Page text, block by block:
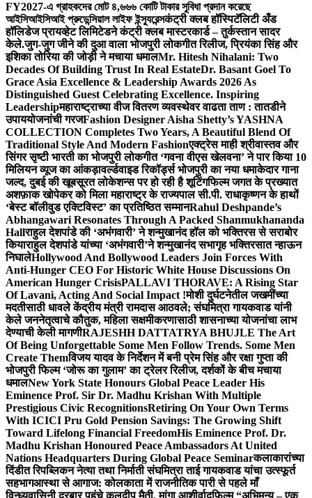
FY2027-এ গ্রাহকদের মোট ৪,৬৬৬ কোটি টাকার সুবিধা প্রদান করেছে
আইসিআইসিআই প্রুডেন্সিয়াল লাইফ ইন্স্যুরেন্সकंट्री क्लब हॉस्पिटॅलिटी अँड
हॉलिडेज प्रायव्हेट लिमिटेडने कंट्री क्लब मास्टरकार्ड – तुर्कस्तान सादर
केले.जुग-जुग जीने की दुआ वाला भोजपुरी लोकगीत रिलीज, प्रियंका सिंह और
इशिका तोरिया की जोड़ी ने मचाया धमालMr. Hitesh Nihalani: Two
Decades Of Building Trust In Real EstateDr. Basant Goel To
Grace Asia Excellence & Leadership Awards 2026 As
Distinguished Guest Celebrating Excellence. Inspiring
Leadershipमहाराष्ट्राच्या वीज वितरण व्यवस्थेवर वाढता ताण : तातडीने
उपाययोजनांची गरजFashion Designer Aisha Shetty’s YASHNA
COLLECTION Completes Two Years, A Beautiful Blend Of
Traditional Style And Modern Fashionएक्ट्रेस माही श्रीवास्तव और
सिंगर सृष्टी भारती का भोजपुरी लोकगीत ‘गवना वीएस खेलवना’ ने पार किया 10
मिलियन व्यूज का आंकड़ावर्ल्डवाइड रिकॉर्ड्स भोजपुरी का नया धमाकेदार गाना
जल्द, दुबई की खूबसूरत लोकेशन्स पर हो रही है शूटिंगफिल्म जगत के प्रख्यात
अशफ़ाक खोपेकर को मिला महाराष्ट्र के राज्यपाल सी.पी. राधाकृष्णन के हाथों
‘बेस्ट बॉलीवुड एक्टिविस्ट’ का प्रतिष्ठित सम्मानRahul Deshpande’s
Abhangawari Resonates Through A Packed Shanmukhananda
Hallराहुल देशपांडे की ‘अभंगवारी’ ने शन्मुखानंद हॉल को भक्तिरस से सराबोर
कियाराहुल देशपांडे यांच्या ‘अभंगवारी’ने शन्मुखानंद सभागृह भक्तिरसात न्हाऊन
निघालेHollywood And Bollywood Leaders Join Forces With
Anti-Hunger CEO For Historic White House Discussions On
American Hunger CrisisPALLAVI THORAVE: A Rising Star
Of Lavani, Acting And Social Impact !मोशी दुर्घटनेतील जखमींच्या
मदतीसाठी धावले केंद्रीय मंत्री रामदास आठवले; संघमित्रा गायकवाड यांनी
केले जननेतृत्वाचे कौतुक, महिला सक्षमीकरणासाठी शासनाच्या योजनांचा लाभ
देण्याची केली मागणीRAJESHH DATTATRYA BHUJLE The Art
Of Being Unforgettable Some Men Follow Trends. Some Men
Create Themविजय यादव के निर्देशन में बनी प्रेम सिंह और रक्षा गुप्ता की
भोजपुरी फिल्म ‘जोरू का गुलाम’ का ट्रेलर रिलीज, दर्शकों के बीच मचाया
धमालNew York State Honours Global Peace Leader His
Eminence Prof. Sir Dr. Madhu Krishan With Multiple
Prestigious Civic RecognitionsRetiring On Your Own Terms
With ICICI Pru Gold Pension Savings: The Growing Shift
Toward Lifelong Financial FreedomHis Eminence Prof. Dr.
Madhu Krishan Honoured Peace Ambassadors At United
Nations Headquarters During Global Peace Seminarकलाकारांच्या
दिंडीत रिपब्लिकन नेत्या तथा निर्माती संघमित्रा ताई गायकवाड यांचा उत्स्फूर्त
सहभागआस्था से आगाज: कोलकाता में राजनीतिक पारी से पहले माँ